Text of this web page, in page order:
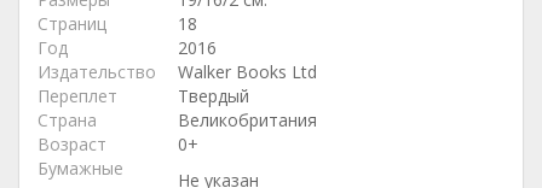
Страниц
18
Год
2016
Издательство
Walker Books Ltd
Переплет
Твердый
Страна
Великобритания
Возраст
0+
Бумажные
Не указан